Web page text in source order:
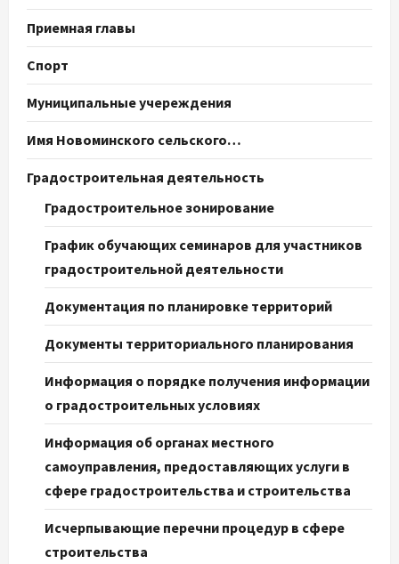
Приемная главы
Спорт
Муниципальные учереждения
Имя Новоминского сельского…
Градостроительная деятельность
Градостроительное зонирование
График обучающих семинаров для участников
градостроительной деятельности
Документация по планировке территорий
Документы территориального планирования
Информация о порядке получения информации
о градостроительных условиях
Информация об органах местного
самоуправления, предоставляющих услуги в
сфере градостроительства и строительства
Исчерпывающие перечни процедур в сфере
строительства